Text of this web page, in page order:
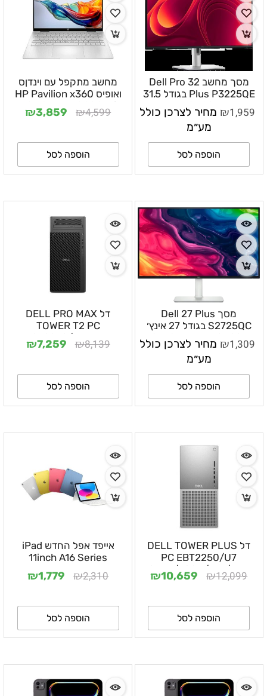
מסך מחשב Dell Pro 32
Plus P3225QE בגודל 31.5
USB-C 90W – P3225QE
₪1,959
מחיר לצרכן כולל
מע״מ
הוספה לסל
מחשב מתקפל עם וינדןס
ואופיס HP Pavilion x360
TOUCH 14-ek2007nj
Core 7-
₪4,599
₪3,859
הוספה לסל
מסך Dell 27 Plus
S2725QC בגודל 27 אינץ׳
4K IPS 120Hz עם USB-C
65W ורמקולים –
DLMOS2725QC
₪1,309
מחיר לצרכן כולל
מע״מ
הוספה לסל
דל DELL PRO MAX
TOWER T2 PC
FCT2250/ULTRA 7
265/32GB/1TRSSD/INTEL
₪8,139
₪7,259
הוספה לסל
דל DELL TOWER PLUS
PC EBT2250/U7
265U/32GB/1TB/RTX
4060₪12,099
₪10,659
הוספה לסל
אייפד אפל החדש iPad
11inch A16 Series
₪2,310
₪1,779
הוספה לסל